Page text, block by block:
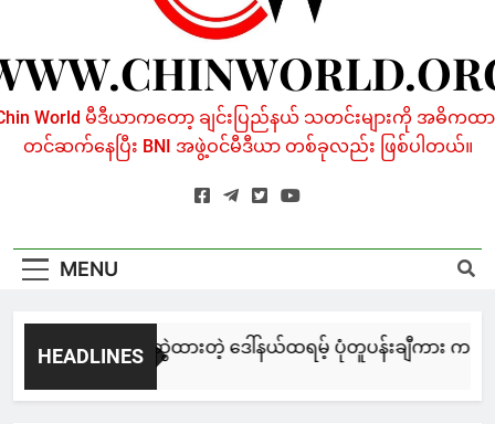
World မီဒီယာကတော့ ချင်းပြည်နယ် သတင်းများကို အဓိကထာ
တင်ဆက်နေပြီး BNI အဖွဲ့ဝင်မီဒီယာ တစ်ခုလည်း ဖြစ်ပါတယ်။
MENU
HEADLINES
မြင်းချေးနဲ့ ရေးဆွဲထားတဲ့ ဒေါ်နယ်ထရမ့် ပုံတူပန်းချီကား ကနေဒ
23 Hours Ago